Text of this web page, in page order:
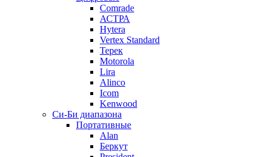
Comrade
АСТРА
Hytera
Vertex Standard
Терек
Motorola
Lira
Alinco
Icom
Kenwood
Си-Би диапазона
Портативные
Alan
Беркут